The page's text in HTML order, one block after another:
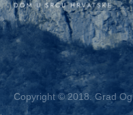
Copyright © 2018. Grad